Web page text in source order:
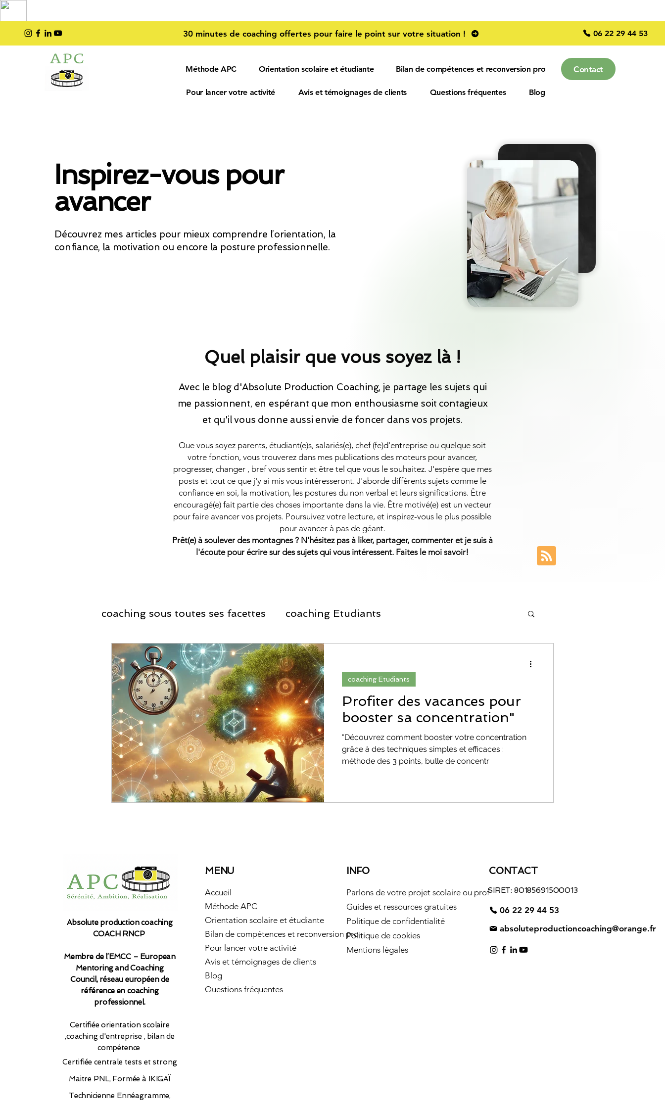
30 minutes de coaching offertes pour faire le point sur votre situation ! 06 22 29 44 53
Méthode APC Orientation scolaire et étudiante Bilan de compétences et reconversion pro
Pour lancer votre activité Avis et témoignages de clients Questions fréquentes Blog
Contact
Inspirez-vous pour
avancer
Découvrez mes articles pour mieux comprendre l’orientation, la
confiance, la motivation ou encore la posture professionnelle.
Quel plaisir que vous soyez là !
Avec le blog d'Absolute Production Coaching, je partage les sujets qui
me passionnent, en espérant que mon enthousiasme soit contagieux
et qu'il vous donne aussi envie de foncer dans vos projets.
Que vous soyez parents, étudiant(e)s, salariés(e), chef (fe)d'entreprise ou quelque soit
votre fonction, vous trouverez dans mes publications des moteurs pour avancer,
progresser, changer , bref vous sentir et être tel que vous le souhaitez. J'espère que mes
posts et tout ce que j'y ai mis vous intéresseront. J'aborde différents sujets comme le
confiance en soi, la motivation, les postures du non verbal et leurs significations. Être
encouragé(e) fait partie des choses importante dans la vie. Être motivé(e) est un vecteur
pour faire avancer vos projets. Poursuivez votre lecture, et inspirez-vous le plus possible
pour avancer à pas de géant.
Prêt(e) à soulever des montagnes ?​ N'hésitez pas à liker, partager, commenter et je suis à
l'écoute pour écrire sur des sujets qui vous intéressent. Faites le moi savoir!
coaching sous toutes ses facettes coaching Etudiants
Coaching Développement Personnel Informations Salariés et entreprise
coaching entreprise ORIENTATION SCOLAIRE
communication méthodes de révision parcoursup
orientation professionnelle Évolution & Reconversion Profession
Profiter des vacances pour
booster sa concentration"
"Découvrez comment booster votre concentration
grâce à des techniques simples et efficaces :
méthode des 3 points, bulle de concentr
coaching Etudiants
Absolute production coaching
COACH RNCP
Membre de l’EMCC – European
Mentoring and Coaching
Council, réseau européen de
référence en coaching
professionnel.​
Certifiée orientation scolaire
,coaching d'entreprise , bilan de
compétence
Certifiée centrale tests et strong
Maitre PNL, Formée à IKIGAÏ
Technicienne Ennéagramme,
MENU
Accueil
Méthode APC
Orientation scolaire et étudiante
Bilan de compétences et reconversion pro
Pour lancer votre activité
Avis et témoignages de clients
Blog
Questions fréquentes
INFO
Parlons de votre projet scolaire ou prof
Guides et ressources gratuites
Politique de confidentialité
Politique de cookies
Mentions légales
CONTACT
SIRET: 80185691500013
06 22 29 44 53
absoluteproductioncoaching@orange.fr